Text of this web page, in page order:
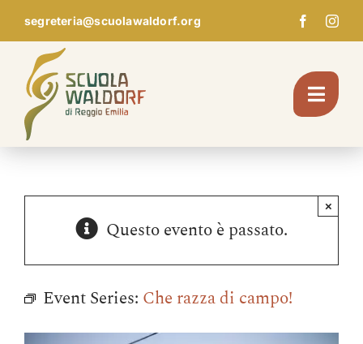
Skip
to
content
segreteria@scuolawaldorf.org
Giardino d’infanzia
Scuola
Questo evento è passato.
×
Event Series: Che razza di campo!